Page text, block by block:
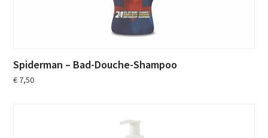
Spiderman – Bad-Douche-Shampoo
€ 7,50